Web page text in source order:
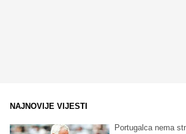
NAJNOVIJE VIJESTI
Portugalca nema